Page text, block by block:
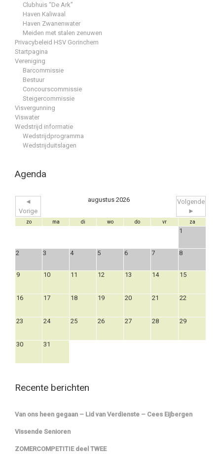
Clubhuis “De Ark”
Haven Kaliwaal
Haven Zwanenwater
Meiden met stalen zenuwen
Privacybeleid HSV Gorinchem
Startpagina
Vereniging
Barcommissie
Bestuur
Concourscommissie
Steigercommissie
Visvergunning
Viswater
Wedstrijd informatie
Wedstrijdprogramma
Wedstrijduitslagen
Agenda
◄
Vorige
augustus 2026
Volgende
►
zo ma di wo do vr za
1
2 3 4 5 6 7 8
9 10 11 12 13 14 15
16 17 18 19 20 21 22
23 24 25 26 27 28 29
30 31
Recente berichten
Van ons heen gegaan – Lid van Verdienste – Cees Eijbergen
Vissende Senioren
ZOMERCOMPETITIE deel TWEE